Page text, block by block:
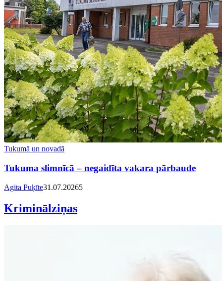
Tukumā un novadā
Tukuma slimnīcā – negaidīta vakara pārbaude
Agita Puķīte31.07.20265
Kriminālziņas